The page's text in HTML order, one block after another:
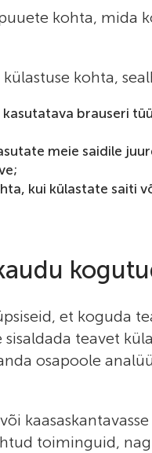
kohta, mida
kohta,
brauseri
meie saidile
kui külastate saiti
et koguda
teavet
osapoole
toiminguid,